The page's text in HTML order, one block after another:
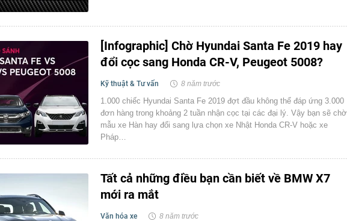
[Infographic] Chờ Hyundai Santa Fe 2019 hay
đổi cọc sang Honda CR-V, Peugeot 5008?
Kỹ thuật & Tư vấn 8 năm trước
1.000 chiếc Hyundai Santa Fe 2019 đợt đầu không thể đáp ứng 3.000
đơn hàng trong khoảng 2 tuần nhận cọc tại các đại lý. Vậy bạn sẽ chờ
mẫu xe Hàn hay đổi sang lựa chọn xe Nhật Honda CR-V hoặc xe
Pháp…
Tất cả những điều bạn cần biết về BMW X7
mới ra mắt
Văn hóa xe 8 năm trước